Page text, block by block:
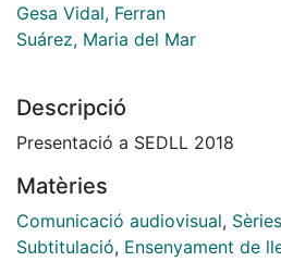
Gesa Vidal, Ferran
Suárez, Maria del Mar
Descripció
Presentació a SEDLL 2018
Matèries
Comunicació audiovisual,
Subtitulació, Ensenyament de